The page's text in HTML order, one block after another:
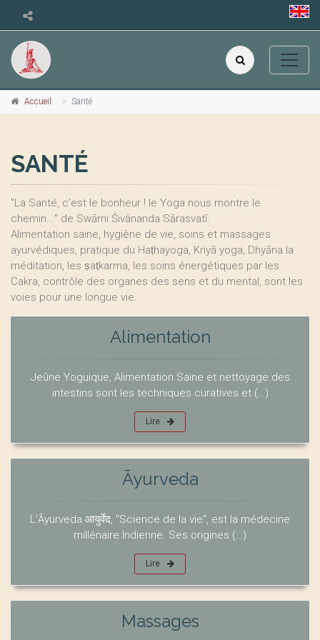
Accueil Santé
SANTÉ
"La Santé, c’est le bonheur ! le Yoga nous montre le
chemin..." de Swāmi Śivānanda Sārasvatī.
Alimentation saine, hygiène de vie, soins et massages
ayurvédiques, pratique du Haṭhayoga, Kriyā yoga, Dhyāna la
méditation, les ṣaṭkarma, les soins énergétiques par les
Cakra, contrôle des organes des sens et du mental, sont les
voies pour une longue vie.
Alimentation
Jeûne Yoguique, Alimentation Saine et nettoyage des
intestins sont les techniques curatives et (…)
Lire
Āyurveda
L’Āyurveda आयुर्वेद, "Science de la vie", est la médecine
millénaire Indienne. Ses origines (…)
Lire
Massages